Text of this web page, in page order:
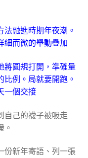
融進時期年夜潮。
細而微的舉動疊加
將圓規打開，準確量
例。局就要開跑。
一個交接
自己的襪子被吸走
。
份新年寄語、列一張